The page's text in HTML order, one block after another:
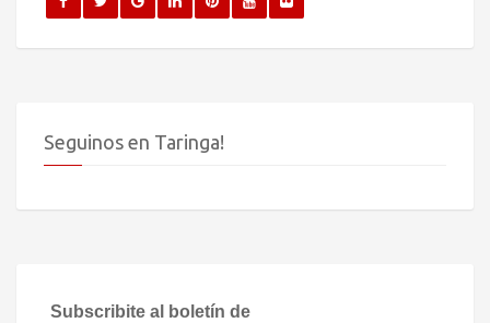
Seguinos en Taringa!
Subscribite al boletín de